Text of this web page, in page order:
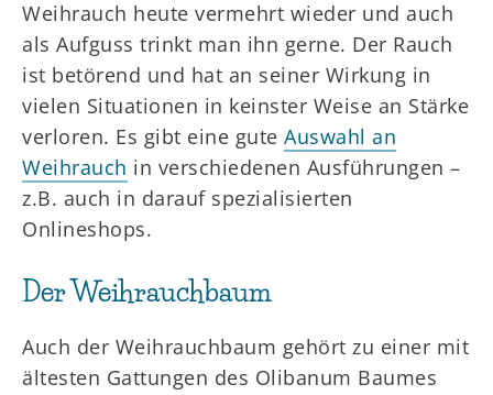
Weihrauch heute vermehrt wieder und auch
als Aufguss trinkt man ihn gerne. Der Rauch
ist betörend und hat an seiner Wirkung in
vielen Situationen in keinster Weise an Stärke
verloren. Es gibt eine gute Auswahl an
Weihrauch in verschiedenen Ausführungen –
z.B. auch in darauf spezialisierten
Onlineshops.
Der Weihrauchbaum
Auch der Weihrauchbaum gehört zu einer mit
ältesten Gattungen des Olibanum Baumes